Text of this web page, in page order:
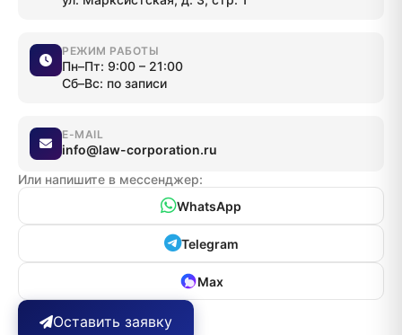
РЕЖИМ РАБОТЫ
Пн–Пт: 9:00 – 21:00
Сб–Вс: по записи
E-MAIL
info@law-corporation.ru
Или напишите в мессенджер:
WhatsApp
Telegram
Max
Оставить заявку